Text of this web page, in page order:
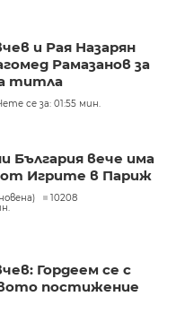
и Рая Назарян
Рамазанов за
титла
се за: 01:55 мин.
България вече има
от Игрите в Париж
10208
Гордеем се с
постижение